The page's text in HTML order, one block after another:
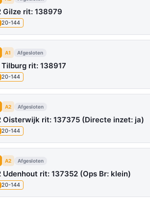
Gilze rit: 138979
20-144
A1 Afgesloten
Tilburg rit: 138917
20-144
A2 Afgesloten
Oisterwijk rit: 137375 (Directe inzet: ja)
20-144
A2 Afgesloten
Udenhout rit: 137352 (Ops Br: klein)
20-144